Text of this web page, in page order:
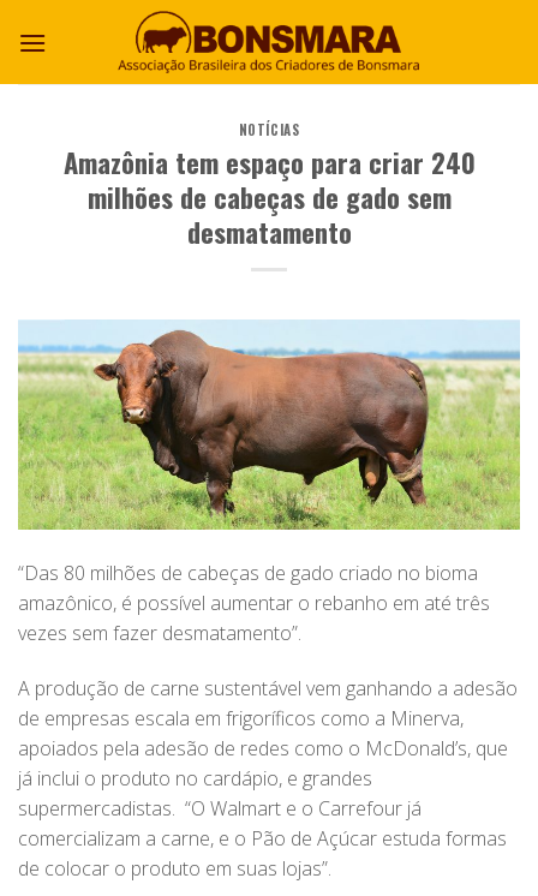
NOTÍCIAS
Amazônia tem espaço para criar 240
milhões de cabeças de gado sem
desmatamento
“Das 80 milhões de cabeças de gado criado no bioma
amazônico, é possível aumentar o rebanho em até três
vezes sem fazer desmatamento”.
A produção de carne sustentável vem ganhando a adesão
de empresas escala em frigoríficos como a Minerva,
apoiados pela adesão de redes como o McDonald’s, que
já inclui o produto no cardápio, e grandes
supermercadistas. “O Walmart e o Carrefour já
comercializam a carne, e o Pão de Açúcar estuda formas
de colocar o produto em suas lojas”.